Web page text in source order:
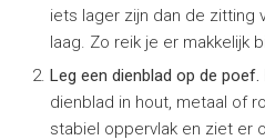
iets lager zijn dan de zitting
laag. Zo reik je er makkelijk
Leg een dienblad op de poef.
dienblad in hout, metaal of
stabiel oppervlak en ziet er